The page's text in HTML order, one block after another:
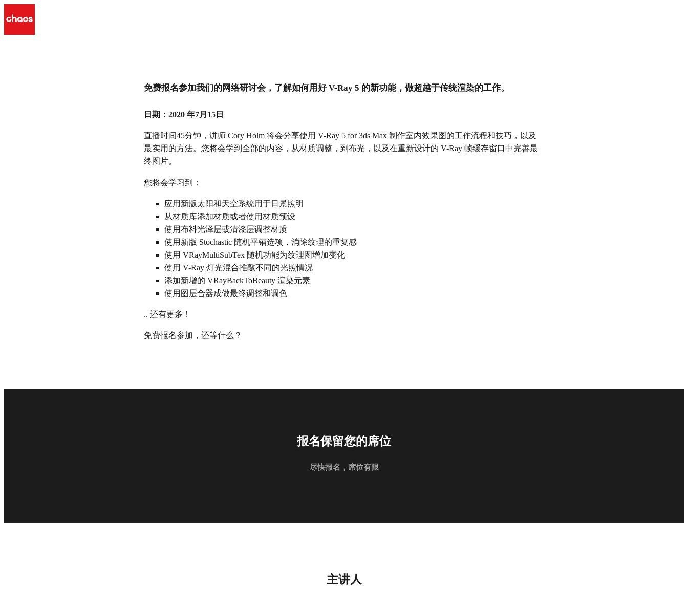
免费报名参加我们的网络研讨会，了解如何用好 V-Ray 5 的新功能，做超越于传统渲染的工作。
日期：2020 年7月15日
直播时间45分钟，讲师 Cory Holm 将会分享使用 V-Ray 5 for 3ds Max 制作室内效果图的工作流程和技巧，以及
最实用的方法。您将会学到全部的内容，从材质调整，到布光，以及在重新设计的 V-Ray 帧缓存窗口中完善最
终图片。
您将会学习到：
应用新版太阳和天空系统用于日景照明
从材质库添加材质或者使用材质预设
使用布料光泽层或清漆层调整材质
使用新版 Stochastic 随机平铺选项，消除纹理的重复感
使用 VRayMultiSubTex 随机功能为纹理图增加变化
使用 V-Ray 灯光混合推敲不同的光照情况
添加新增的 VRayBackToBeauty 渲染元素
使用图层合器成做最终调整和调色
.. 还有更多！
免费报名参加，还等什么？
报名保留您的席位
尽快报名，席位有限
主讲人